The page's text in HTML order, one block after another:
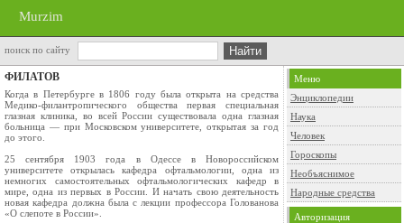
Murzim
поиск по сайту
ФИЛАТОВ
Когда в Петербурге в 1806 году была открыта на средства
Медико-филантропического общества первая специальная
глазная клиника, во всей России существовала одна глазная
больница — при Московском университете, открытая за год
до этого.
25 сентября 1903 года в Одессе в Новороссийском
университете открылась кафедра офтальмологии, одна из
немногих самостоятельных офтальмологических кафедр в
мире, одна из первых в России. И начать свою деятельность
новая кафедра должна была с лекции профессора Голованова
«О слепоте в России».
Меню
Энциклопедии
Наука
Человек
Гороскопы
Необъяснимое
Народные средства
Авторизация